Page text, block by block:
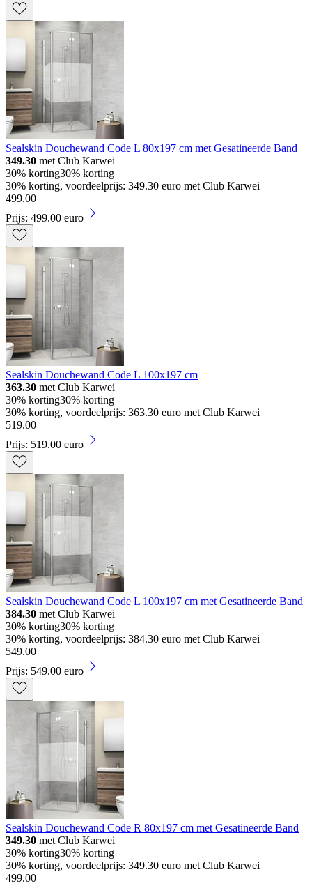
Sealskin Douchewand Code L 80x197 cm met Gesatineerde Band
349.30 met Club Karwei
30% korting30% korting
30% korting, voordeelprijs: 349.30 euro met Club Karwei
499.00
Prijs: 499.00 euro
Sealskin Douchewand Code L 100x197 cm
363.30 met Club Karwei
30% korting30% korting
30% korting, voordeelprijs: 363.30 euro met Club Karwei
519.00
Prijs: 519.00 euro
Sealskin Douchewand Code L 100x197 cm met Gesatineerde Band
384.30 met Club Karwei
30% korting30% korting
30% korting, voordeelprijs: 384.30 euro met Club Karwei
549.00
Prijs: 549.00 euro
Sealskin Douchewand Code R 80x197 cm met Gesatineerde Band
349.30 met Club Karwei
30% korting30% korting
30% korting, voordeelprijs: 349.30 euro met Club Karwei
499.00